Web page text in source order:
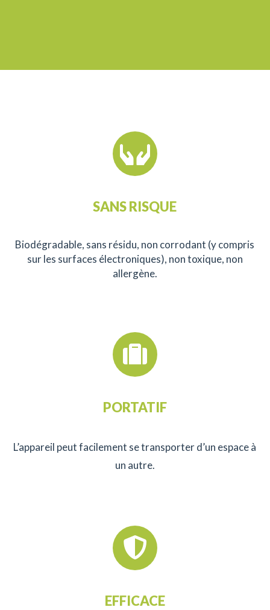
SANS RISQUE
Biodégradable, sans résidu, non corrodant (y compris
sur les surfaces électroniques), non toxique, non
allergène.
PORTATIF
L’appareil peut facilement se transporter d’un espace à
un autre.
EFFICACE